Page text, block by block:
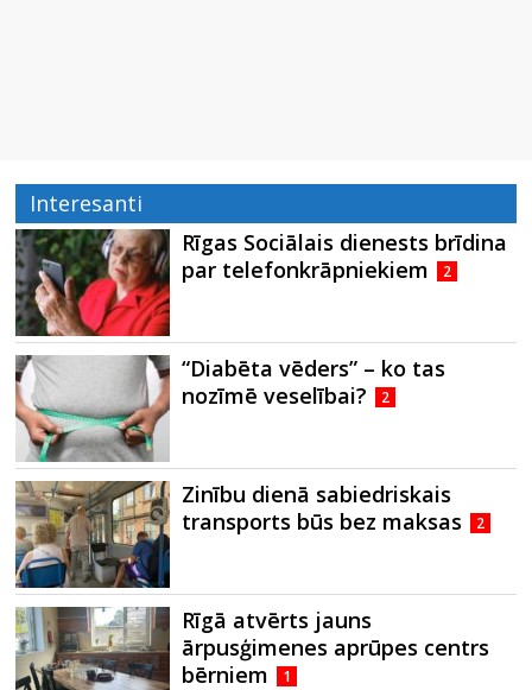
Interesanti
Rīgas Sociālais dienests brīdina
par telefonkrāpniekiem
2
“Diabēta vēders” – ko tas
nozīmē veselībai?
2
Zinību dienā sabiedriskais
transports būs bez maksas
2
Rīgā atvērts jauns
ārpusģimenes aprūpes centrs
bērniem
1